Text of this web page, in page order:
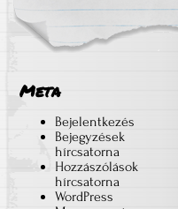
Meta
Bejelentkezés
Bejegyzések
hírcsatorna
Hozzászólások
hírcsatorna
WordPress